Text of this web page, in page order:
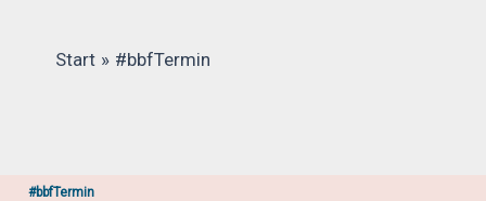
Start #bbfTermin
#bbfTermin